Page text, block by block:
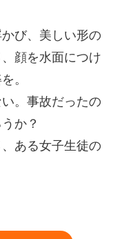
び、美しい形の
顔を水面につけ
。
。事故だったの
か？
ある女子生徒の